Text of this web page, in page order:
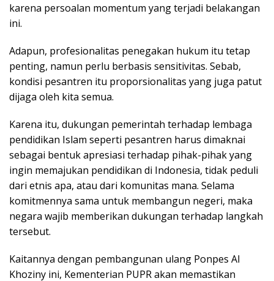
karena persoalan momentum yang terjadi belakangan
ini.
Adapun, profesionalitas penegakan hukum itu tetap
penting, namun perlu berbasis sensitivitas. Sebab,
kondisi pesantren itu proporsionalitas yang juga patut
dijaga oleh kita semua.
Karena itu, dukungan pemerintah terhadap lembaga
pendidikan Islam seperti pesantren harus dimaknai
sebagai bentuk apresiasi terhadap pihak-pihak yang
ingin memajukan pendidikan di Indonesia, tidak peduli
dari etnis apa, atau dari komunitas mana. Selama
komitmennya sama untuk membangun negeri, maka
negara wajib memberikan dukungan terhadap langkah
tersebut.
Kaitannya dengan pembangunan ulang Ponpes Al
Khoziny ini, Kementerian PUPR akan memastikan